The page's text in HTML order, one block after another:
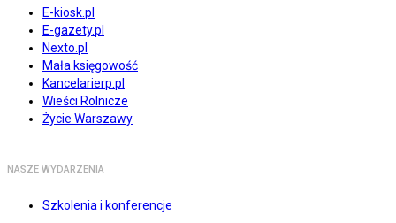
E-kiosk.pl
E-gazety.pl
Nexto.pl
Mała księgowość
Kancelarierp.pl
Wieści Rolnicze
Życie Warszawy
NASZE WYDARZENIA
Szkolenia i konferencje